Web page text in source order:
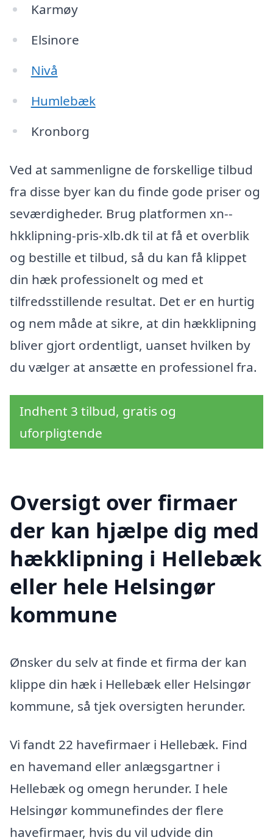
Karmøy
Elsinore
Nivå
Humlebæk
Kronborg
Ved at sammenligne de forskellige tilbud
fra disse byer kan du finde gode priser og
seværdigheder. Brug platformen xn--
hkklipning-pris-xlb.dk til at få et overblik
og bestille et tilbud, så du kan få klippet
din hæk professionelt og med et
tilfredsstillende resultat. Det er en hurtig
og nem måde at sikre, at din hækklipning
bliver gjort ordentligt, uanset hvilken by
du vælger at ansætte en professionel fra.
Indhent 3 tilbud, gratis og
uforpligtende
Oversigt over firmaer
der kan hjælpe dig med
hækklipning i Hellebæk
eller hele Helsingør
kommune
Ønsker du selv at finde et firma der kan
klippe din hæk i Hellebæk eller Helsingør
kommune, så tjek oversigten herunder.
Vi fandt 22 havefirmaer i Hellebæk. Find
en havemand eller anlægsgartner i
Hellebæk og omegn herunder. I hele
Helsingør kommunefindes der flere
havefirmaer, hvis du vil udvide din